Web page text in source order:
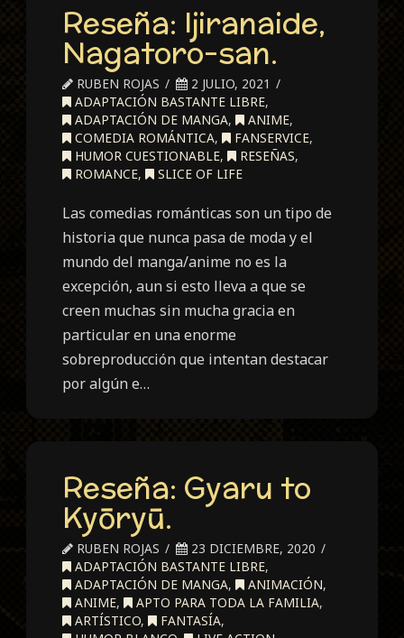
Reseña: Ijiranaide,
Nagatoro-san.
RUBEN ROJAS
2 JULIO, 2021
ADAPTACIÓN BASTANTE LIBRE,
ADAPTACIÓN DE MANGA, ANIME,
COMEDIA ROMÁNTICA, FANSERVICE,
HUMOR CUESTIONABLE, RESEÑAS,
ROMANCE, SLICE OF LIFE
Las comedias románticas son un tipo de
historia que nunca pasa de moda y el
mundo del manga/anime no es la
excepción, aun si esto lleva a que se
creen muchas sin mucha gracia en
particular en una enorme
sobreproducción que intentan destacar
por algún e…
Reseña: Gyaru to
Kyōryū.
RUBEN ROJAS
23 DICIEMBRE, 2020
ADAPTACIÓN BASTANTE LIBRE,
ADAPTACIÓN DE MANGA, ANIMACIÓN,
ANIME, APTO PARA TODA LA FAMILIA,
ARTÍSTICO, FANTASÍA,